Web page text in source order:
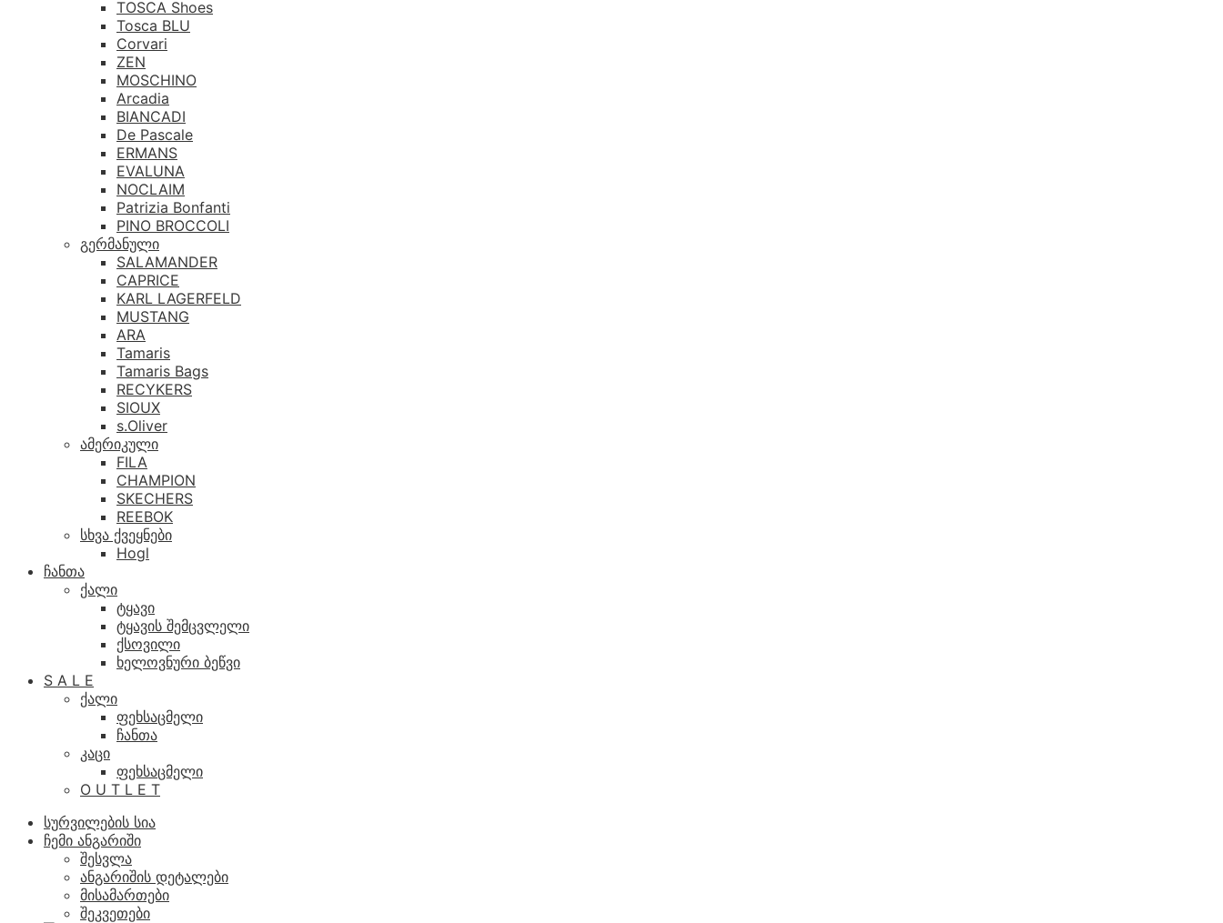
TOSCA Shoes
Tosca BLU
Corvari
ZEN
MOSCHINO
Arcadia
BIANCADI
De Pascale
ERMANS
EVALUNA
NOCLAIM
Patrizia Bonfanti
PINO BROCCOLI
გერმანული
SALAMANDER
CAPRICE
KARL LAGERFELD
MUSTANG
ARA
Tamaris
Tamaris Bags
RECYKERS
SIOUX
s.Oliver
ამერიკული
FILA
CHAMPION
SKECHERS
REEBOK
სხვა ქვეყნები
Hogl
ჩანთა
ქალი
ტყავი
ტყავის შემცვლელი
ქსოვილი
ხელოვნური ბეწვი
S A L E
ქალი
ფეხსაცმელი
ჩანთა
კაცი
ფეხსაცმელი
O U T L E T
სურვილების სია
ჩემი ანგარიში
შესვლა
ანგარიშის დეტალები
მისამართები
შეკვეთები